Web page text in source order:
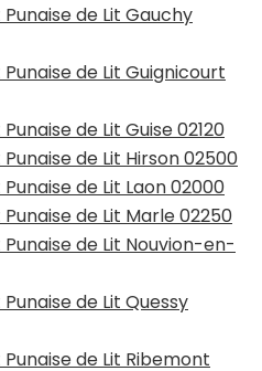
de Lit Gauchy
de Lit Guignicourt
de Lit Guise 02120
de Lit Hirson 02500
de Lit Laon 02000
de Lit Marle 02250
de Lit Nouvion-en-
de Lit Quessy
de Lit Ribemont